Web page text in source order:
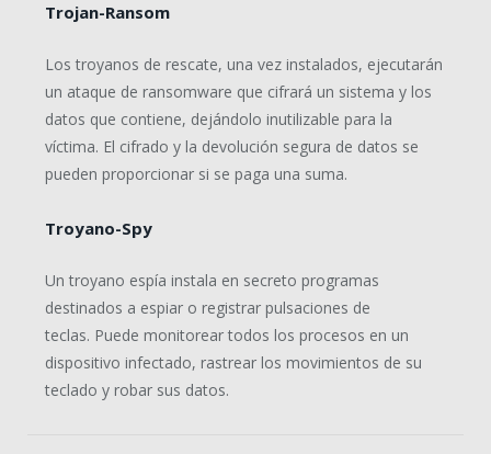
Trojan-Ransom
Los troyanos de rescate, una vez instalados, ejecutarán
un ataque de ransomware que cifrará un sistema y los
datos que contiene, dejándolo inutilizable para la
víctima. El cifrado y la devolución segura de datos se
pueden proporcionar si se paga una suma.
Troyano-Spy
Un troyano espía instala en secreto programas
destinados a espiar o registrar pulsaciones de
teclas. Puede monitorear todos los procesos en un
dispositivo infectado, rastrear los movimientos de su
teclado y robar sus datos.